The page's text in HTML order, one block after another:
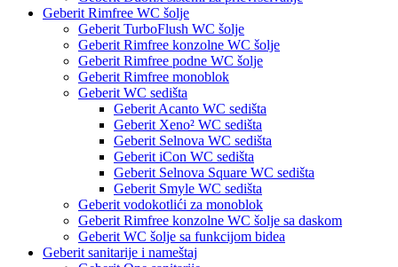
Geberit Rimfree WC šolje
Geberit TurboFlush WC šolje
Geberit Rimfree konzolne WC šolje
Geberit Rimfree podne WC šolje
Geberit Rimfree monoblok
Geberit WC sedišta
Geberit Acanto WC sedišta
Geberit Xeno² WC sedišta
Geberit Selnova WC sedišta
Geberit iCon WC sedišta
Geberit Selnova Square WC sedišta
Geberit Smyle WC sedišta
Geberit vodokotlići za monoblok
Geberit Rimfree konzolne WC šolje sa daskom
Geberit WC šolje sa funkcijom bidea
Geberit sanitarije i nameštaj